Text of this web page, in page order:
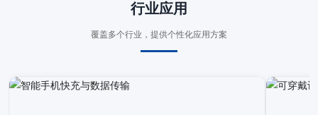
行业应用
覆盖多个行业，提供个性化应用方案